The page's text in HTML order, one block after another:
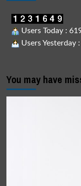
Users Today :
Users Yesterday
You may have